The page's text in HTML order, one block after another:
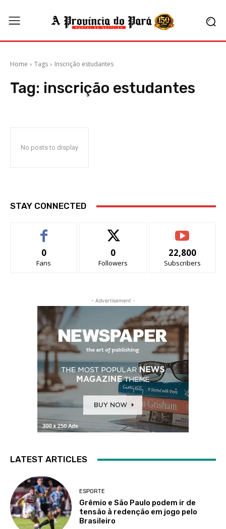
Home Tags Inscrição estudantes
Tag: inscrição estudantes
No posts to display
STAY CONNECTED
0
Fans
0
Followers
22,800
Subscribers
- Advertisement -
LATEST ARTICLES
ESPORTE
Grêmio e São Paulo podem ir de
tensão à redenção em jogo pelo
Brasileiro